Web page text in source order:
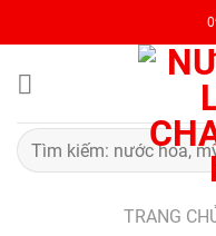
đến
dung
Tìm
kiếm:
TRANG